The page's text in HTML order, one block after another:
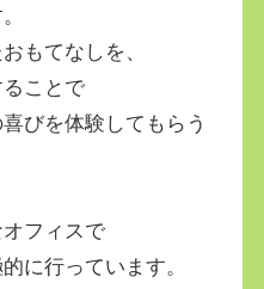
もてなしを、
ことで
びを体験してもらう
フィスで
に行っています。